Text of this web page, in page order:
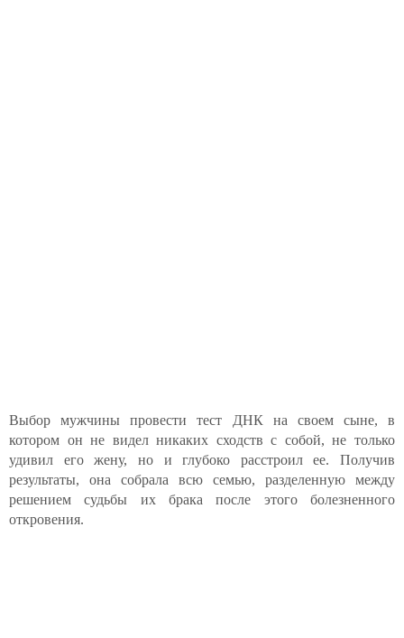
Выбор мужчины провести тест ДНК на своем сыне, в
котором он не видел никаких сходств с собой, не только
удивил его жену, но и глубоко расстроил ее. Получив
результаты, она собрала всю семью, разделенную между
решением судьбы их брака после этого болезненного
откровения.